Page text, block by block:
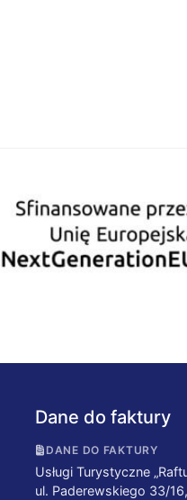
Dane do faktury
DANE DO FAKTURY
Usługi Turystyczne
ul. Paderewskiego 33/